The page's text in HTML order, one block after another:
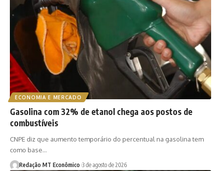
ECONOMIA E MERCADO
Gasolina com 32% de etanol chega aos postos de
combustíveis
CNPE diz que aumento temporário do percentual na gasolina tem
como base…
Redação MT Econômico 3 de agosto de 2026